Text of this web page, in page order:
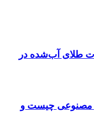
طلای آب‌شده در
مصنوعی چیست و